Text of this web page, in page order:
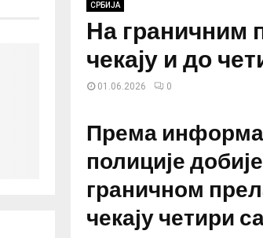
СРБИЈА
На граничним
чекају и до
01.06.2026 0
Према
полиције
граничном
чекају четири